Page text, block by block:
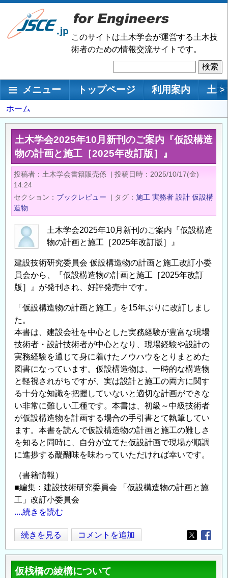
メ
ン
移
このサイトは土木学会が運営する土木技
術者のための情報交流サイトです。
索
メインナビゲーション
メニュー トップページ 利用案内 土 >
パ
ン
ず
ホーム
土木学会2025年10月新刊のご案内『仮設構造
物の計画と施工［2025年改訂版］』
投稿者 土木学会書籍販売係 | 投稿日時
2025/10/17(金)
14:24
セクション
ブックレビュー | タグ 施工 実務者 設計 仮設構
造物
土木学会2025年10月新刊のご案内『仮設構造
物の計画と施工［2025年改訂版］』
建設技術研究委員会 仮設構造物の計画と施工改訂小委
員会から、『仮設構造物の計画と施工［2025年改訂
版］』が発刊され、好評発売中です。
「仮設構造物の計画と施工」を15年ぶりに改訂しまし
た。
本書は、建設会社を中心とした実務経験が豊富な現場
技術者・設計技術者が中心となり、現場経験や設計の
実務経験を通じて身に着けたノウハウをとりまとめた
図書になっています。仮設構造物は、一時的な構造物
と軽視されがちですが、実は設計と施工の両方に関す
る十分な知識を把握していないと適切な計画ができな
い非常に難しい工種です。本書は、初級～中級技術者
が仮設構造物を計画する場合の手引書とて執筆してい
ます。本書を読んで仮設構造物の計画と施工の難しさ
を知ると同時に、自分が立てた仮設計画で現場が順調
に進捗する醍醐味を味わっていただければ幸いです。
（書籍情報）
■編集：建設技術研究委員会 「仮設構造物の計画と施
工」改訂小委員会
....続きを読む
土
木
学
会
続きを見る コメントを追加
Opens in
仮桟橋の綾構について